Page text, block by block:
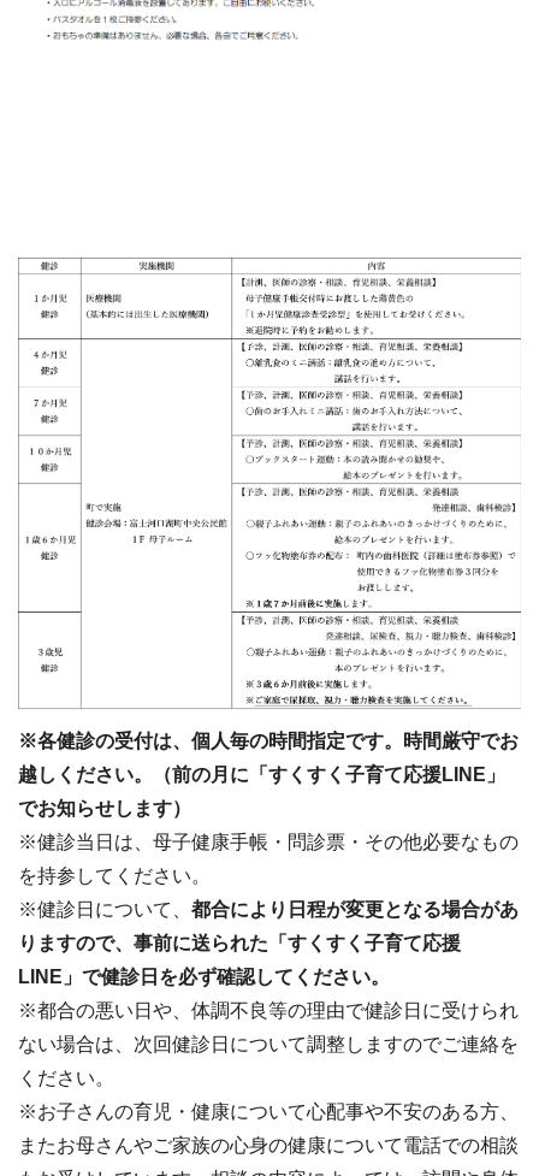
※各健診の受付は、個人毎の時間指定です。時間厳守でお
越しください。（前の月に「すくすく子育て応援LINE」
でお知らせします）
※健診当日は、母子健康手帳・問診票・その他必要なもの
を持参してください。
※健診日について、 都合により日程が変更となる場合があ
りますので、事前に送られた「すくすく子育て応援
LINE」で健診日を必ず確認してください。
※都合の悪い日や、体調不良等の理由で健診日に受けられ
ない場合は、次回健診日について調整しますのでご連絡を
ください。
※お子さんの育児・健康について心配事や不安のある方、
またお母さんやご家族の心身の健康について電話での相談